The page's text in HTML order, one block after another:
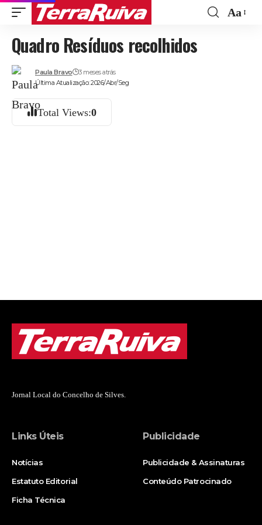
Aa
Quadro Resíduos recolhidos
Última Atualização: 2026/Abr/Seg
Paula Bravo 3 meses atrás
Total Views:0
Jornal Local do Concelho de Silves.
Links Úteis
Notícias
Estatuto Editorial
Ficha Técnica
Publicidade
Publicidade & Assinaturas
Conteúdo Patrocinado